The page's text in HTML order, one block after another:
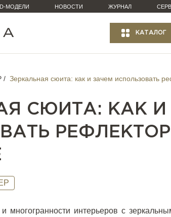
МОДЕЛИ НОВОСТИ ЖУРНАЛ
КАТАЛОГ
Зеркальная сюита: как и зачем использовать
СЮИТА: КАК И
многогранности интерьеров с